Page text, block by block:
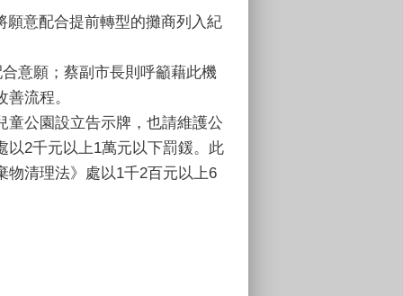
願意配合提前轉型的攤商列入紀
意願；蔡副市長則呼籲藉此機
流程。
童公園設立告示牌，也請維護公
以2千元以上1萬元以下罰鍰。此
物清理法》處以1千2百元以上6